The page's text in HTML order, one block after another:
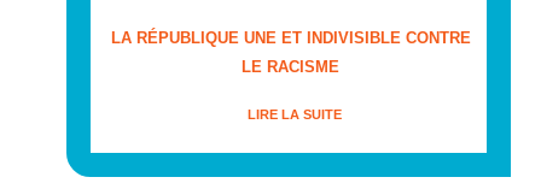
LA RÉPUBLIQUE UNE ET INDIVISIBLE CONTRE
LE RACISME
LIRE LA SUITE